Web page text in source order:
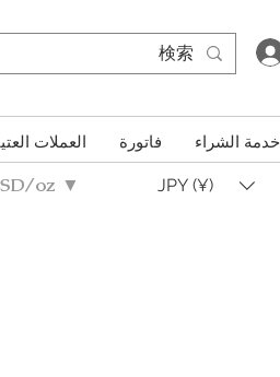
العملات فاتورة خدمة الشراء
oz ▼ JPY (¥)